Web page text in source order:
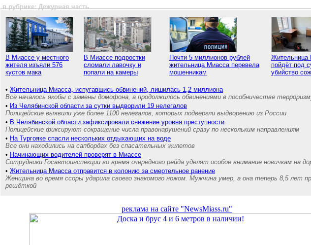
в рубрике: Дежурная часть
В Миассе у местного
жителя изъяли 576
кустов мака
В Миассе подростки
сломали лавочку и
попали на камеры
Почти 5 миллионов рублей
жительница Миасса перевела
мошенникам
Жительница
пойдёт под
убийство
• Жительница Миасса, испугавшись обвинений, лишилась 1,2 миллиона
Всё началось якобы с замены домофона, а продолжилось обвинениями в пособничестве
• Из Челябинской области за сутки выдворили 19 нелегалов
Полицейские выявили уже более 1100 нелегалов, которых подвергли выдворению из России
• В Челябинской области зафиксировали снижение уровня преступности
Полицейские фиксируют сокращение числа правонарушений сразу по нескольким направлениям
• На Тургояке спасли нескольких отдыхающих на воде
Все они находились на сапбордах без спасательных жилетов
• Начинающих водителей проверят в Миассе
Сотрудники Госавтоинспекции во время очередного рейда уделят особое внимание новичкам на
• Жительница Миасса отправится в колонию за смертельное ранение
Женщина во время ссоры ударила своего знакомого ножом. Мужчина умер, а она теперь 8,5 лет
решёткой
реклама на сайте "NewsMiass.ru"